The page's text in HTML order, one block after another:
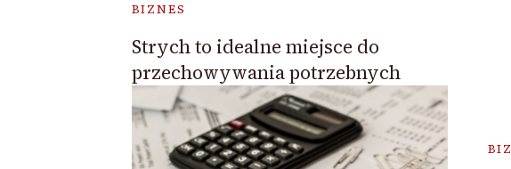
BIZNES
Strych to idealne miejsce do
przechowywania potrzebnych